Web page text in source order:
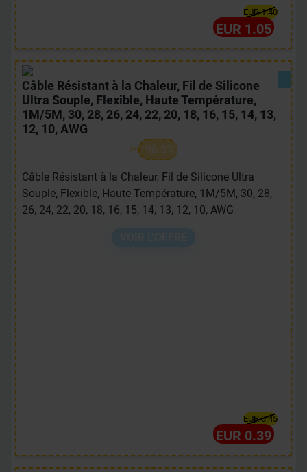
EUR 1.40
EUR 1.05
Câble Résistant à la Chaleur, Fil de Silicone
Ultra Souple, Flexible, Haute Température,
1M/5M, 30, 28, 26, 24, 22, 20, 18, 16, 15, 14, 13,
12, 10, AWG
98.3%
Câble Résistant à la Chaleur, Fil de Silicone Ultra
Souple, Flexible, Haute Température, 1M/5M, 30, 28,
26, 24, 22, 20, 18, 16, 15, 14, 13, 12, 10, AWG
EUR 0.45
EUR 0.39